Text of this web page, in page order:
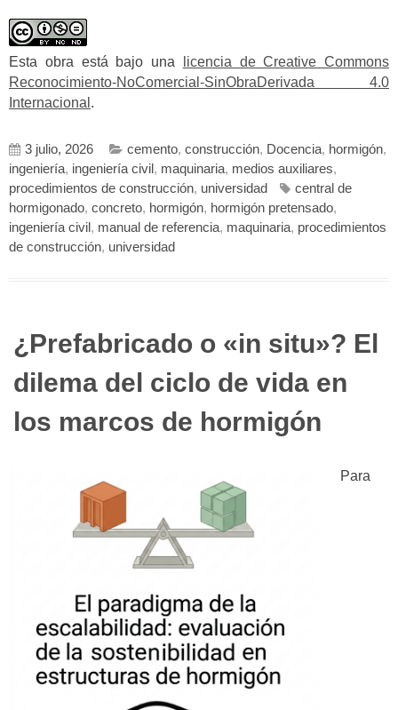
Esta obra está bajo una
licencia de Creative Commons
Reconocimiento-NoComercial-SinObraDerivada 4.0
Internacional .
3 julio, 2026 cemento, construcción, Docencia, hormigón,
ingeniería, ingeniería civil , maquinaria, medios auxiliares,
procedimientos de construcción, universidad
central de
hormigonado, concreto, hormigón, hormigón pretensado,
ingeniería civil , manual de referencia, maquinaria, procedimientos
de construcción, universidad
¿Prefabricado o «in situ»? El
dilema del ciclo de vida en
los marcos de hormigón
Para